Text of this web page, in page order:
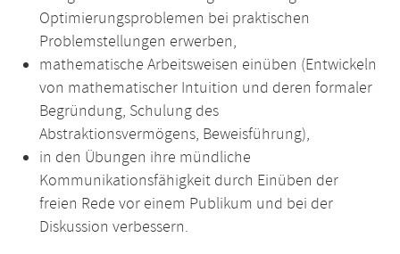
Optimierungsproblemen bei praktischen
Problemstellungen erwerben,
mathematische Arbeitsweisen einüben (Entwickeln
von mathematischer Intuition und deren formaler
Begründung, Schulung des
Abstraktionsvermögens, Beweisführung),
in den Übungen ihre mündliche
Kommunikationsfähigkeit durch Einüben der
freien Rede vor einem Publikum und bei der
Diskussion verbessern.